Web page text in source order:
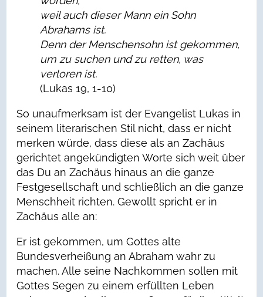
weil auch dieser Mann ein Sohn
Abrahams ist.
Denn der Menschensohn ist gekommen,
um zu suchen und zu retten, was
verloren ist.
(Lukas 19, 1-10)
So unaufmerksam ist der Evangelist Lukas in
seinem literarischen Stil nicht, dass er nicht
merken würde, dass diese als an Zachäus
gerichtet angekündigten Worte sich weit über
das Du an Zachäus hinaus an die ganze
Festgesellschaft und schließlich an die ganze
Menschheit richten. Gewollt spricht er in
Zachäus alle an:
Er ist gekommen, um Gottes alte
Bundesverheißung an Abraham wahr zu
machen. Alle seine Nachkommen sollen mit
Gottes Segen zu einem erfüllten Leben